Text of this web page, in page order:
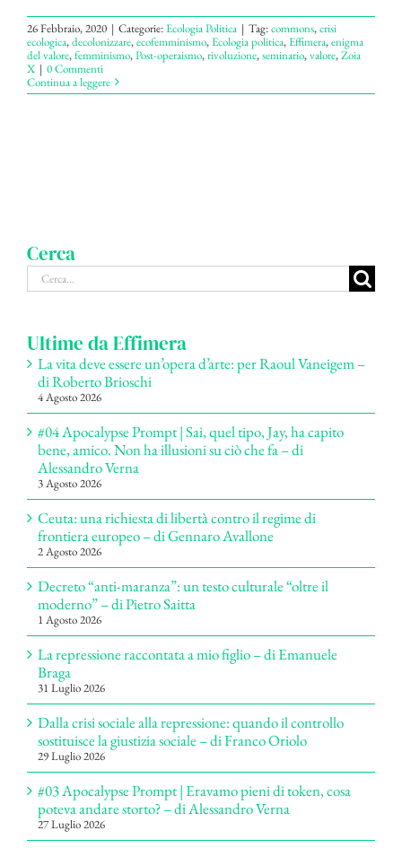
26 Febbraio, 2020 | Categorie:Ecologia Politica | Tag:commons,crisi
ecologica,decolonizzare,ecofemminismo,Ecologia politica,Effimera,enigma
del valore,femminismo,Post-operaismo,rivoluzione,seminario,valore,Zoia
X | 0 Commenti
Continua a leggere
Cerca
Cerca
per:
Ultime da Effimera
La vita deve essere un’opera d’arte: per Raoul Vaneigem –
di Roberto Brioschi
4 Agosto 2026
#04 Apocalypse Prompt | Sai, quel tipo, Jay, ha capito
bene, amico. Non ha illusioni su ciò che fa – di
Alessandro Verna
3 Agosto 2026
Ceuta: una richiesta di libertà contro il regime di
frontiera europeo – di Gennaro Avallone
2 Agosto 2026
Decreto “anti-maranza”: un testo culturale “oltre il
moderno” – di Pietro Saitta
1 Agosto 2026
La repressione raccontata a mio figlio – di Emanuele
Braga
31 Luglio 2026
Dalla crisi sociale alla repressione: quando il controllo
sostituisce la giustizia sociale – di Franco Oriolo
29 Luglio 2026
#03 Apocalypse Prompt | Eravamo pieni di token, cosa
poteva andare storto? – di Alessandro Verna
27 Luglio 2026